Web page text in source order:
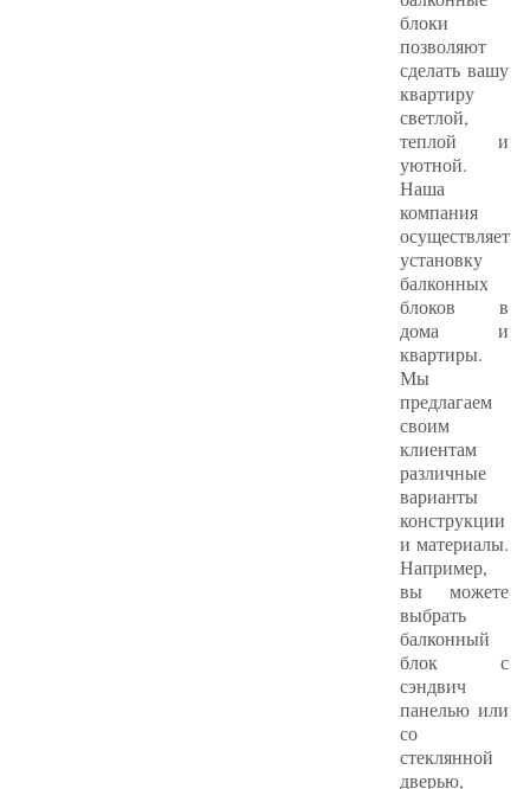
блоки
позволяют
сделать вашу
квартиру
светлой,
теплой и
уютной.
Наша
компания
осуществляет
установку
балконных
блоков в
дома и
квартиры.
Мы
предлагаем
своим
клиентам
различные
варианты
конструкции
и материалы.
Например,
вы можете
выбрать
балконный
блок с
сэндвич
панелью или
со
стеклянной
дверью,